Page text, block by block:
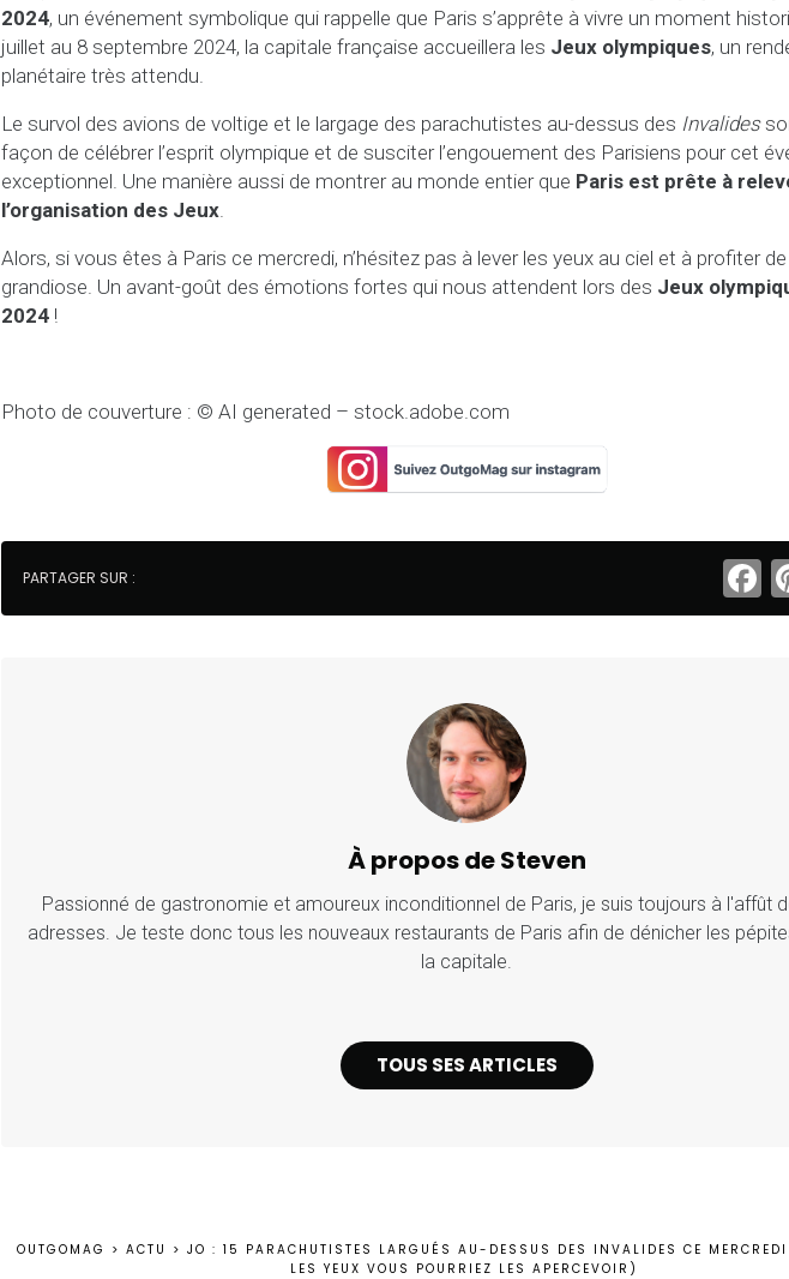
2024, un événement symbolique qui rappelle que Paris s’apprête à vivre un moment
juillet au 8 septembre 2024, la capitale française accueillera les Jeux olympiques, un
planétaire très attendu.
Le survol des avions de voltige et le largage des parachutistes au-dessus des Invalides
façon de célébrer l’esprit olympique et de susciter l’engouement des Parisiens pour cet
exceptionnel. Une manière aussi de montrer au monde entier que Paris est prête à
l’organisation des Jeux.
Alors, si vous êtes à Paris ce mercredi, n’hésitez pas à lever les yeux au ciel et à profiter
grandiose. Un avant-goût des émotions fortes qui nous attendent lors des Jeux
2024 !
Photo de couverture : © AI generated – stock.adobe.com
PARTAGER SUR :
À propos de Steven
Passionné de gastronomie et amoureux inconditionnel de Paris, je suis toujours à l'affût
adresses. Je teste donc tous les nouveaux restaurants de Paris afin de dénicher les
la capitale.
TOUS SES ARTICLES
OUTGOMAG > ACTU > JO : 15 PARACHUTISTES LARGUÉS AU-DESSUS DES INVALIDES CE
LES YEUX VOUS POURRIEZ LES APERCEVOIR)